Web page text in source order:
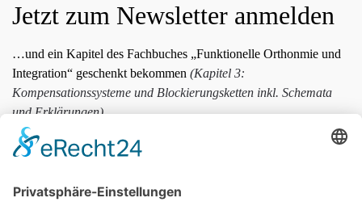
Jetzt zum Newsletter anmelden
…und ein Kapitel des Fachbuches „Funktionelle Orthonmie und
Integration“ geschenkt bekommen (Kapitel 3:
Kompensationssysteme und Blockierungsketten inkl. Schemata
und Erklärungen)
Vorname
Nachname